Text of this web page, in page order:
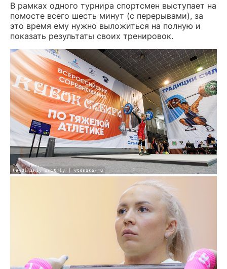
В рамках одного турнира спортсмен выступает на
помосте всего шесть минут (с перерывами), за
это время ему нужно выложиться на полную и
показать результаты своих тренировок.